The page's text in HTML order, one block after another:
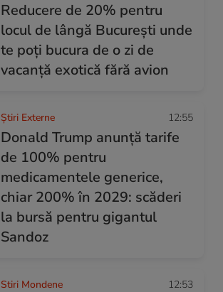
Reducere de 20% pentru
locul de lângă București unde
te poți bucura de o zi de
vacanță exotică fără avion
Știri Externe 12:55
Donald Trump anunță tarife
de 100% pentru
medicamentele generice,
chiar 200% în 2029: scăderi
la bursă pentru gigantul
Sandoz
Stiri Mondene 12:53